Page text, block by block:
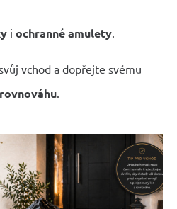
i ochranné amulety
vchod a dopřejte svému